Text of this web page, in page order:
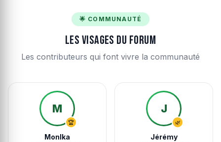
🌟 COMMUNAUTÉ
Les visages du forum
Les contributeurs qui font vivre la communauté
M
🏆
MonIka
J
🌿
Jérémy